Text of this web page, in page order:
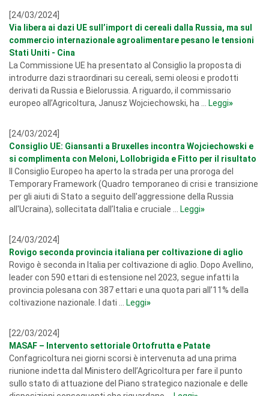
[24/03/2024]
Via libera ai dazi UE sull’import di cereali dalla Russia, ma sul
commercio internazionale agroalimentare pesano le tensioni
Stati Uniti - Cina
La Commissione UE ha presentato al Consiglio la proposta di
introdurre dazi straordinari su cereali, semi oleosi e prodotti
derivati da Russia e Bielorussia. A riguardo, il commissario
europeo all’Agricoltura, Janusz Wojciechowski, ha ...
Leggi»
[24/03/2024]
Consiglio UE: Giansanti a Bruxelles incontra Wojciechowski e
si complimenta con Meloni, Lollobrigida e Fitto per il risultato
Il Consiglio Europeo ha aperto la strada per una proroga del
Temporary Framework (Quadro temporaneo di crisi e transizione
per gli aiuti di Stato a seguito dell'aggressione della Russia
all'Ucraina), sollecitata dall’Italia e cruciale ...
Leggi»
[24/03/2024]
Rovigo seconda provincia italiana per coltivazione di aglio
Rovigo è seconda in Italia per coltivazione di aglio. Dopo Avellino,
leader con 590 ettari di estensione nel 2023, segue infatti la
provincia polesana con 387 ettari e una quota pari all’11% della
coltivazione nazionale. I dati ...
Leggi»
[22/03/2024]
MASAF – Intervento settoriale Ortofrutta e Patate
Confagricoltura nei giorni scorsi è intervenuta ad una prima
riunione indetta dal Ministero dell’Agricoltura per fare il punto
sullo stato di attuazione del Piano strategico nazionale e delle